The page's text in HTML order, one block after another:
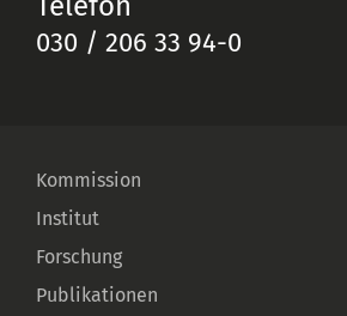
030 / 206 33 94-0
Kommission
Institut
Forschung
Publikationen